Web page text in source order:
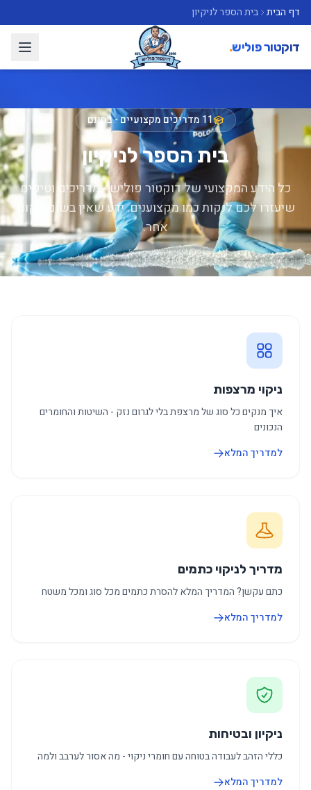
דף הבית בית הספר לניקיון
דוקטור פוליש.
11 מדריכים מקצועיים - בחינם
בית הספר לניקיון
כל הידע המקצועי של דוקטור פוליש - מדריכים וטיפים
שיעזרו לכם לנקות כמו מקצוענים. ידע שאין בשום מקום
אחר.
ניקוי מרצפות
איך מנקים כל סוג של מרצפת בלי לגרום נזק - השיטות והחומרים
הנכונים
למדריך המלא
מדריך לניקוי כתמים
כתם עקשן? המדריך המלא להסרת כתמים מכל סוג ומכל משטח
למדריך המלא
ניקיון ובטיחות
כללי הזהב לעבודה בטוחה עם חומרי ניקוי - מה אסור לערבב ולמה
למדריך המלא